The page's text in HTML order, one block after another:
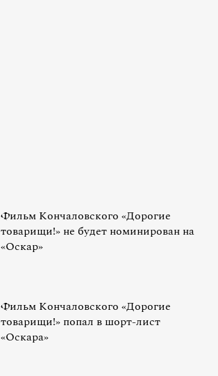
Фильм Кончаловского «Дорогие
товарищи!» не будет номинирован на
«Оскар»
Фильм Кончаловского «Дорогие
товарищи!» попал в шорт-лист
«Оскара»